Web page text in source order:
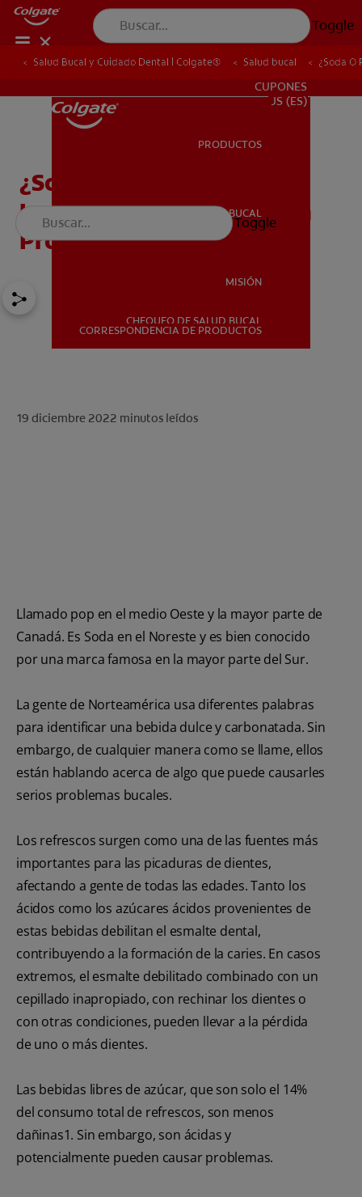
Toggle
SALUD BUCAL
PARA PROFESIONALES
CUPONES
US (ES)
PRODUCTOS
SALUD BUCAL
MISIÓN
CHEQUEO DE SALUD BUCAL
CORRESPONDENCIA DE PRODUCTOS
Toggle
Salud Bucal y Cuidado Dental | Colgate® Salud bucal ¿Soda O
¿Soda O Refresco? No
Importa El Nombre, Es Un
Problema De Dientes
19 diciembre 2022 minutos leídos
Llamado pop en el medio Oeste y la mayor parte de
Canadá. Es Soda en el Noreste y es bien conocido
por una marca famosa en la mayor parte del Sur.
La gente de Norteamérica usa diferentes palabras
para identificar una bebida dulce y carbonatada. Sin
embargo, de cualquier manera como se llame, ellos
están hablando acerca de algo que puede causarles
serios problemas bucales.
Los refrescos surgen como una de las fuentes más
importantes para las picaduras de dientes,
afectando a gente de todas las edades. Tanto los
ácidos como los azúcares ácidos provenientes de
estas bebidas debilitan el esmalte dental,
contribuyendo a la formación de la caries. En casos
extremos, el esmalte debilitado combinado con un
cepillado inapropiado, con rechinar los dientes o
con otras condiciones, pueden llevar a la pérdida
de uno o más dientes.
Las bebidas libres de azúcar, que son solo el 14%
del consumo total de refrescos, son menos
dañinas1. Sin embargo, son ácidas y
potencialmente pueden causar problemas.